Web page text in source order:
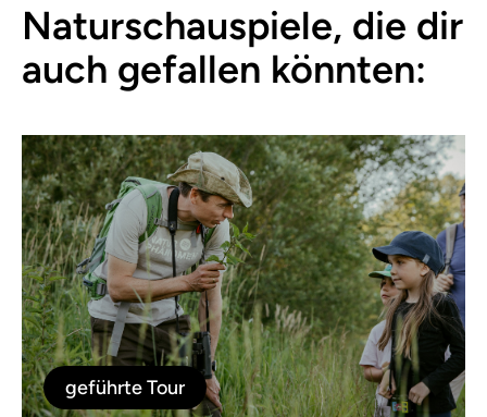
Naturschauspiele, die dir
auch gefallen könnten:
geführte Tour